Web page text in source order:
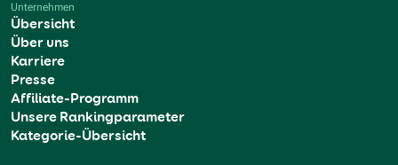
Unternehmen
Übersicht
Über uns
Karriere
Presse
Affiliate-Programm
Unsere Rankingparameter
Kategorie-Übersicht